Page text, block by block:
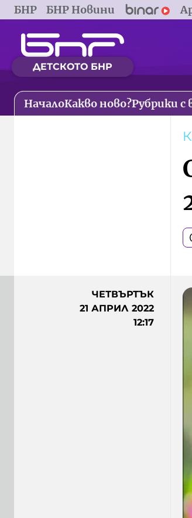
БНР БНР Новини
ДЕТСКОТО БНР
НачалоКакво ново?Рубрики
ЧЕТВЪРТЪК
21 АПРИЛ 2022
12:17